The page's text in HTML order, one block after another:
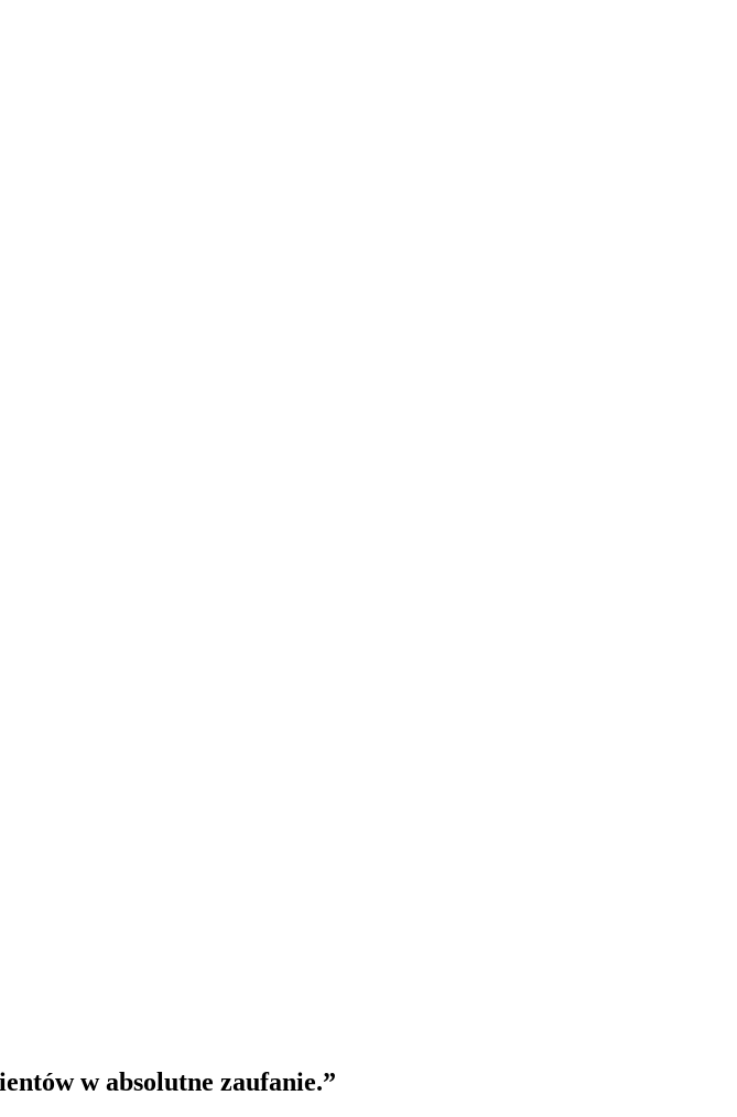
w absolutne zaufanie.”